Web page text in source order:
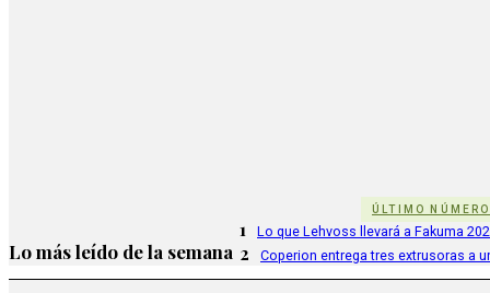
ÚLTIMO NÚMERO
Lo más leído de la semana
1 Lo que Lehvoss llevará a Fakuma
2 Coperion entrega tres extrusoras a